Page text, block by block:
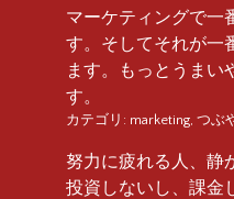
マーケティングで一
す。そしてそれが一
ます。もっとうまい
す。
カテゴリ: marketing, つぶ
努力に疲れる人、静
投資しないし、課金